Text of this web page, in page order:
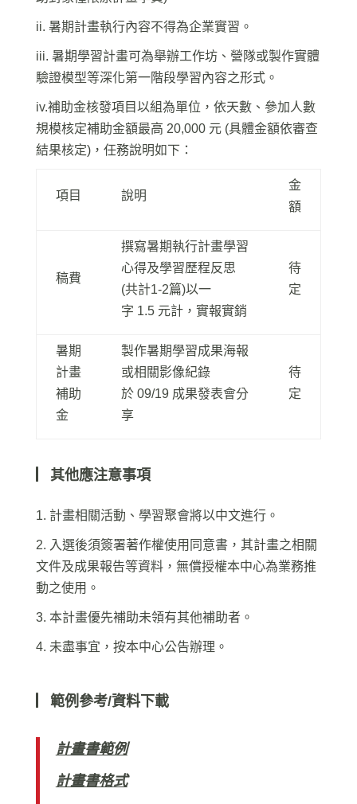
ii. 暑期計畫執行內容不得為企業實習。
iii. 暑期學習計畫可為舉辦工作坊、營隊或製作實體
驗證模型等深化第一階段學習內容之形式。
iv.補助金核發項目以組為單位，依天數、參加人數
規模核定補助金額最高 20,000 元 (具體金額依審查
結果核定)，任務說明如下：
項目 說明
金
額
稿費
撰寫暑期執行計畫學習
心得及學習歷程反思
(共計1-2篇)以一
字 1.5 元計，實報實銷
待
定
暑期
計畫
補助
金
製作暑期學習成果海報
或相關影像紀錄
於 09/19 成果發表會分
享
待
定
▏其他應注意事項
1. 計畫相關活動、學習聚會將以中文進行。
2. 入選後須簽署著作權使用同意書，其計畫之相關
文件及成果報告等資料，無償授權本中心為業務推
動之使用。
3. 本計畫優先補助未領有其他補助者。
4. 未盡事宜，按本中心公告辦理。
▏範例參考/資料下載
計畫書範例
計畫書格式